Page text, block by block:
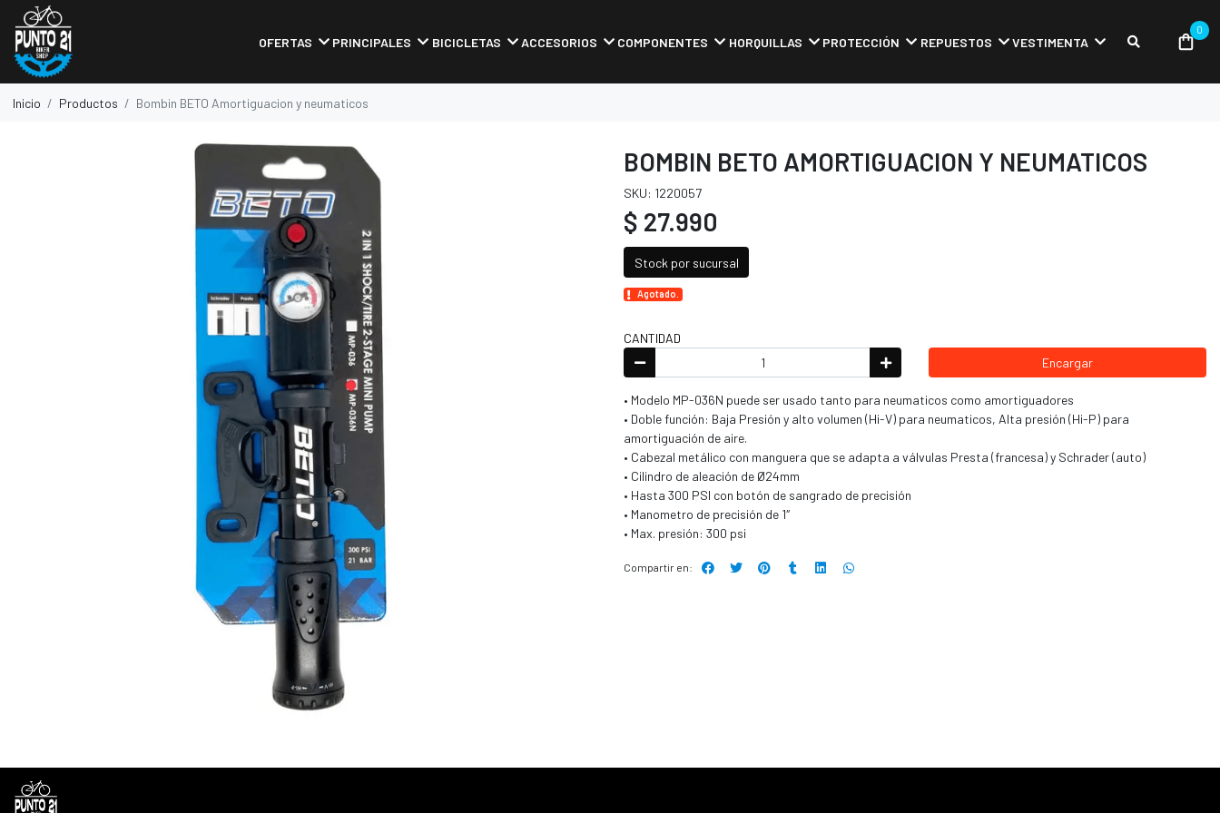
OFERTAS PRINCIPALES BICICLETAS ACCESORIOS COMPONENTES HORQUILLAS PROTECCIÓN REPUESTOS VESTIMENTA
0
Inicio Productos Bombin BETO Amortiguacion y neumaticos
BOMBIN BETO AMORTIGUACION Y NEUMATICOS
SKU: 1220057
$ 27.990
Stock por sucursal
Agotado.
CANTIDAD
Encargar
• Modelo MP-036N puede ser usado tanto para neumaticos como amortiguadores
• Doble función: Baja Presión y alto volumen (Hi-V) para neumaticos, Alta presión (Hi-P) para
amortiguación de aire.
• Cabezal metálico con manguera que se adapta a válvulas Presta (francesa) y Schrader (auto)
• Cilindro de aleación de Ø24mm
• Hasta 300 PSI con botón de sangrado de precisión
• Manometro de precisión de 1″
• Max. presión: 300 psi
Compartir en: